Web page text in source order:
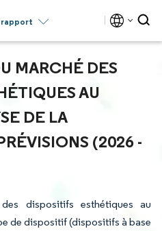
rapport
MARCHÉ DES
AU
DE LA
(2026 -
dispositifs esthétiques au
de dispositif (dispositifs à base